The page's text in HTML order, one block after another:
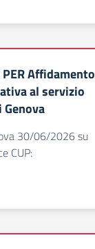
PER Affidamento
al servizio
30/06/2026 su
CUP: